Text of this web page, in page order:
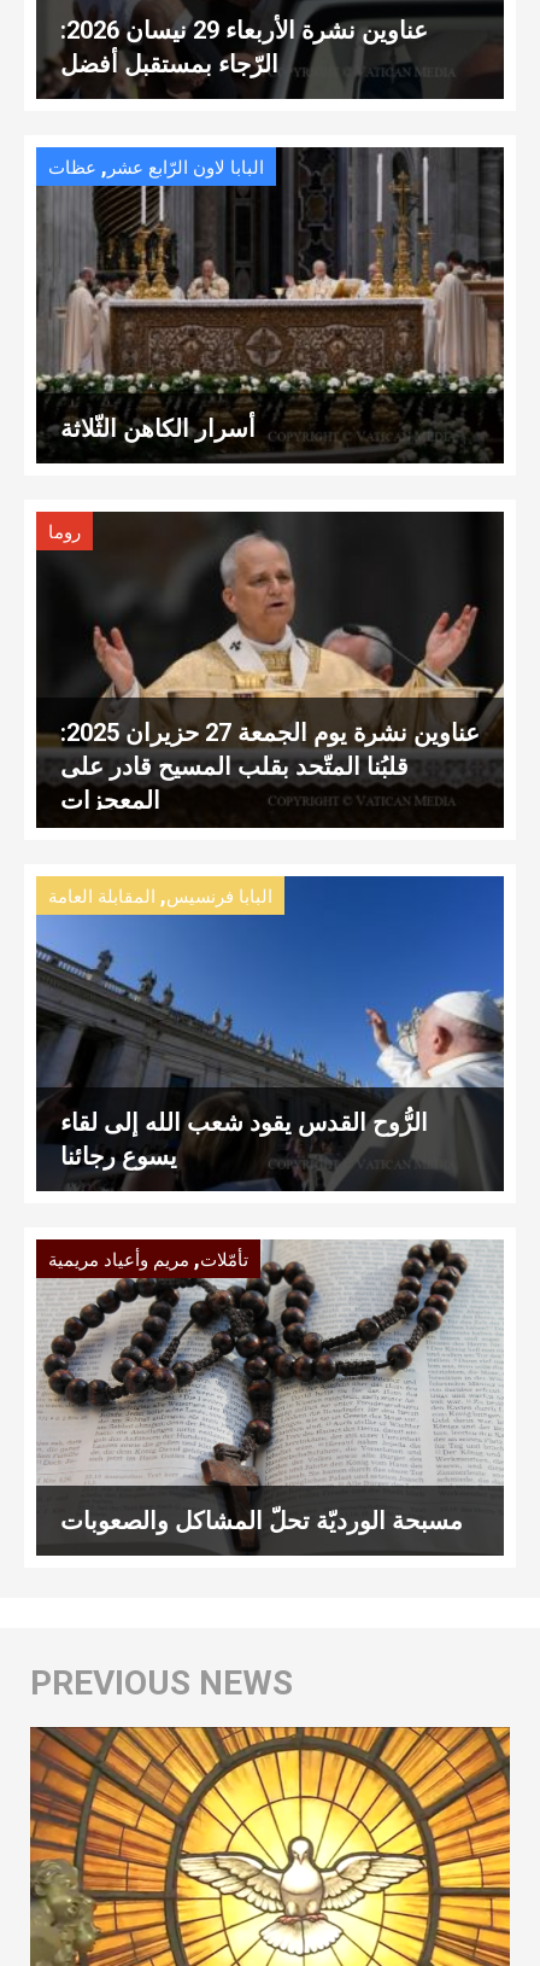
عناوين نشرة الأربعاء 29 نيسان 2026:
الرّجاء بمستقبل أفضل
البابا لاون الرّابع عشر , عظات
أسرار الكاهن الثّلاثة
روما
عناوين نشرة يوم الجمعة 27 حزيران 2025:
قلبُنا المتّحد بقلب المسيح قادر على
المعجزات
البابا فرنسيس, المقابلة العامة
الرُّوح القدس يقود شعب الله إلى لقاء
يسوع رجائنا
تأمّلات, مريم وأعياد مريمية
مسبحة الورديّة تحلّ المشاكل والصعوبات